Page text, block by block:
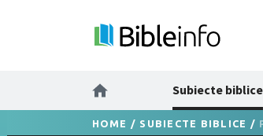
Subiecte biblice
HOME / SUBIECTE BIBLICE /